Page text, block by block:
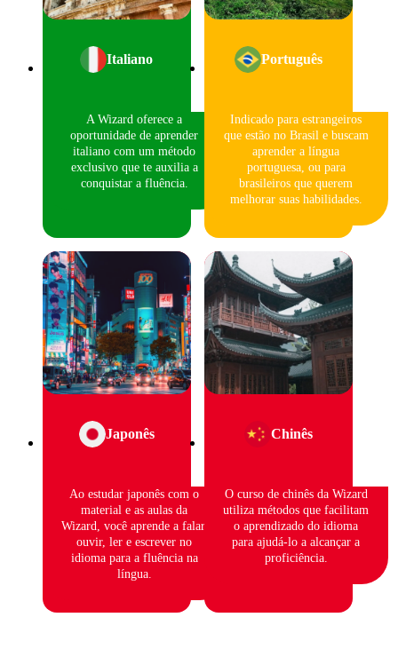
Italiano
A Wizard oferece a
oportunidade de aprender
italiano com um método
exclusivo que te auxilia a
conquistar a fluência.
Português
Indicado para estrangeiros
que estão no Brasil e buscam
aprender a língua
portuguesa, ou para
brasileiros que querem
melhorar suas habilidades.
Japonês
Ao estudar japonês com o
material e as aulas da
Wizard, você aprende a falar,
ouvir, ler e escrever no
idioma para a fluência na
língua.
Chinês
O curso de chinês da Wizard
utiliza métodos que facilitam
o aprendizado do idioma
para ajudá-lo a alcançar a
proficiência.